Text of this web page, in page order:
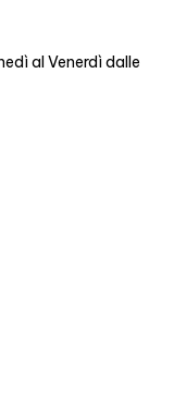
al Venerdì dalle